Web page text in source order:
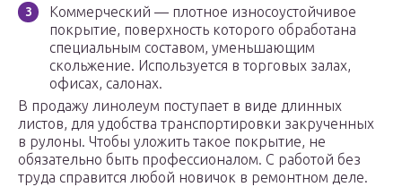
Коммерческий — плотное износоустойчивое
покрытие, поверхность которого обработана
специальным составом, уменьшающим
скольжение. Используется в торговых залах,
офисах, салонах.
В продажу линолеум поступает в виде длинных
листов, для удобства транспортировки закрученных
в рулоны. Чтобы уложить такое покрытие, не
обязательно быть профессионалом. С работой без
труда справится любой новичок в ремонтном деле.